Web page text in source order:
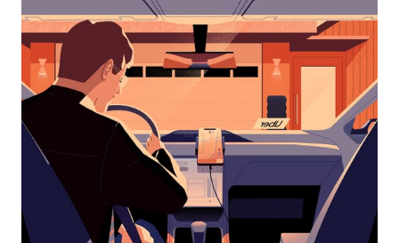
interagir
avec
calendrier
et
sélectionner
une
date.
Appuyez
d'échappement
pour